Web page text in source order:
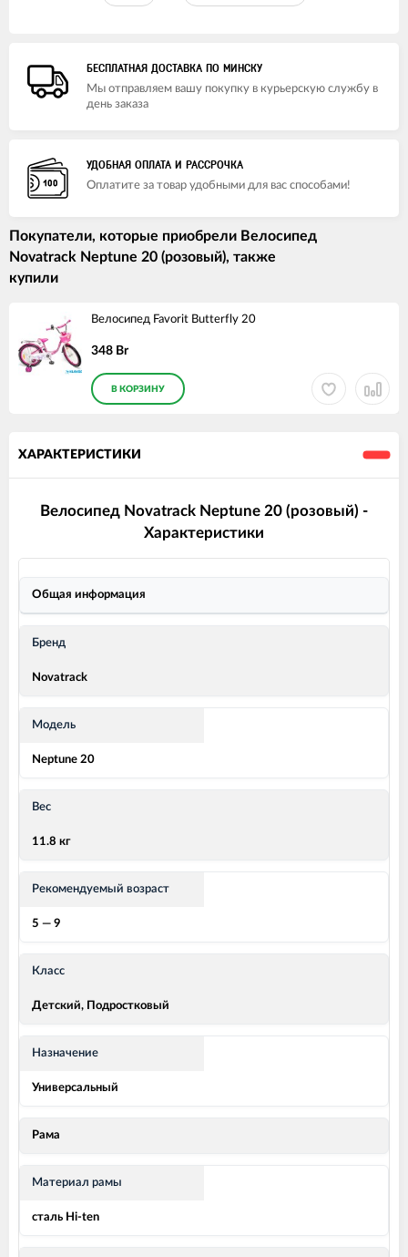
БЕСПЛАТНАЯ ДОСТАВКА ПО МИНСКУ
Мы отправляем вашу покупку в курьерскую службу в
день заказа
УДОБНАЯ ОПЛАТА И РАССРОЧКА
Оплатите за товар удобными для вас способами!
Покупатели, которые приобрели Велосипед
Novatrack Neptune 20 (розовый), также
купили
Велосипед Favorit Butterfly 20
348 Br
В КОРЗИНУ
ХАРАКТЕРИСТИКИ
Велосипед Novatrack Neptune 20 (розовый) -
Характеристики
Общая информация
Бренд
Novatrack
Модель
Neptune 20
Вес
11.8 кг
Рекомендуемый возраст
5 — 9
Класс
Детский, Подростковый
Назначение
Универсальный
Рама
Материал рамы
сталь Hi-ten